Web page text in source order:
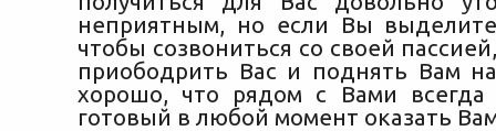
неприятным, но если Вы
чтобы созвониться со своей
приободрить Вас и поднять Вам
хорошо, что рядом с Вами всегда
готовый в любой момент оказать